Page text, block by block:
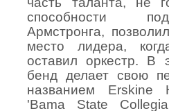
способности
Армстронга,
место лидера,
оставил оркестр. В
бенд делает свою
названием Erskine
'Bama State